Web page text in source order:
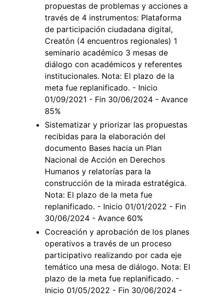
propuestas de problemas y acciones a
través de 4 instrumentos: Plataforma
de participación ciudadana digital,
Creatón (4 encuentros regionales) 1
seminario académico 3 mesas de
diálogo con académicos y referentes
institucionales. Nota: El plazo de la
meta fue replanificado. - Inicio
01/09/2021 - Fin 30/06/2024 - Avance
85%
Sistematizar y priorizar las propuestas
recibidas para la elaboración del
documento Bases hacia un Plan
Nacional de Acción en Derechos
Humanos y relatorías para la
construcción de la mirada estratégica.
Nota: El plazo de la meta fue
replanificado. - Inicio 01/01/2022 - Fin
30/06/2024 - Avance 60%
Cocreación y aprobación de los planes
operativos a través de un proceso
participativo realizando por cada eje
temático una mesa de diálogo. Nota: El
plazo de la meta fue replanificado. -
Inicio 01/05/2022 - Fin 30/06/2024 -